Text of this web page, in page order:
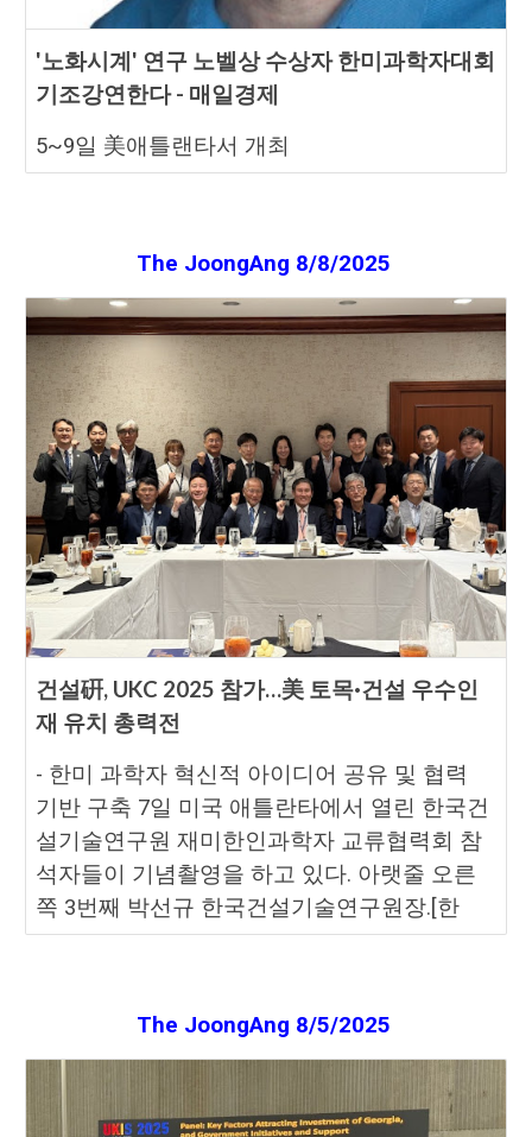
'노화시계' 연구 노벨상 수상자 한미과학자대회
기조강연한다 - 매일경제
5~9일 美애틀랜타서 개최
The JoongAng 8/8/2025
건설硏, UKC 2025 참가…美 토목·건설 우수인
재 유치 총력전
- 한미 과학자 혁신적 아이디어 공유 및 협력
기반 구축 7일 미국 애틀란타에서 열린 한국건
설기술연구원 재미한인과학자 교류협력회 참
석자들이 기념촬영을 하고 있다. 아랫줄 오른
쪽 3번째 박선규 한국건설기술연구원장.[한
The JoongAng 8/5/2025